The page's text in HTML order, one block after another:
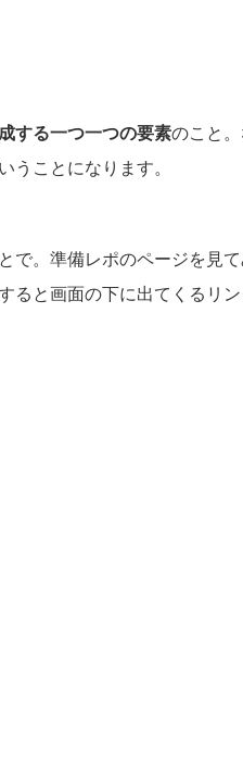
する一つ一つの要素のこと
うことになります。
で。準備レポのページを見て
ると画面の下に出てくるリ